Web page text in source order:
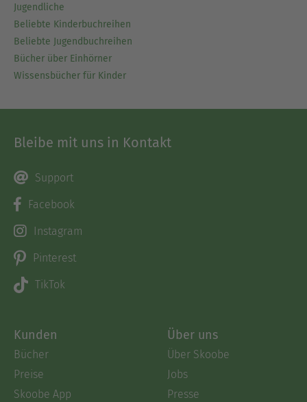
Jugendliche
Beliebte Kinderbuchreihen
Beliebte Jugendbuchreihen
Bücher über Einhörner
Wissensbücher für Kinder
Bleibe mit uns in Kontakt
Support
Facebook
Instagram
Pinterest
TikTok
Kunden
Bücher
Preise
Skoobe App
Über uns
Über Skoobe
Jobs
Presse